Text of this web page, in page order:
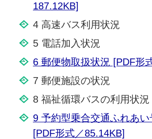
187.12KB]
4 高速バス利用状況
5 電話加入状況
6 郵便物取扱状況 [PDF形
7 郵便施設の状況
8 福祉循環バスの利用状況
9 予約型乗合交通ふれあ
[PDF形式／85.14KB]